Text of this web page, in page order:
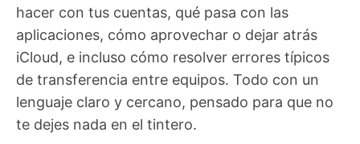
hacer con tus cuentas, qué pasa con las
aplicaciones, cómo aprovechar o dejar atrás
iCloud, e incluso cómo resolver errores típicos
de transferencia entre equipos. Todo con un
lenguaje claro y cercano, pensado para que no
te dejes nada en el tintero.